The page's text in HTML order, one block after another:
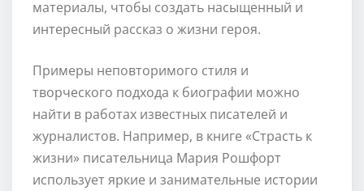
материалы, чтобы создать насыщенный и
интересный рассказ о жизни героя.
Примеры неповторимого стиля и
творческого подхода к биографии можно
найти в работах известных писателей и
журналистов. Например, в книге «Страсть к
жизни» писательница Мария Рошфорт
использует яркие и занимательные истории